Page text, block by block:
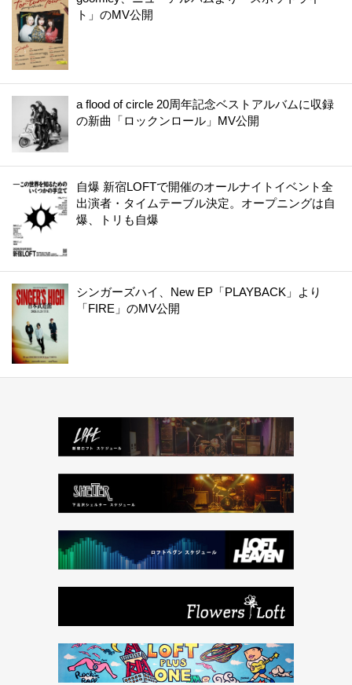
ト」のMV公開
a flood of circle 20周年記念ベストアルバムに収録
の新曲「ロックンロール」MV公開
自爆 新宿LOFTで開催のオールナイトイベント全
出演者・タイムテーブル決定。オープニングは自
爆、トリも自爆
シンガーズハイ、New EP「PLAYBACK」より
「FIRE」のMV公開